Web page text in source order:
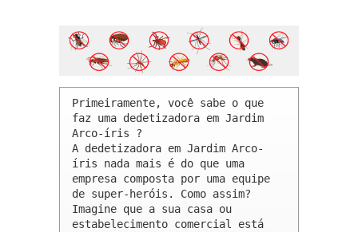
Primeiramente, você sabe o que
faz uma dedetizadora em Jardim
Arco-íris ?
A dedetizadora em Jardim Arco-
íris nada mais é do que uma
empresa composta por uma equipe
de super-heróis. Como assim?
Imagine que a sua casa ou
estabelecimento comercial está